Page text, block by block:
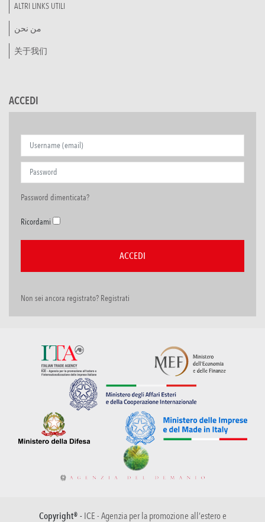
ALTRI LINKS UTILI
من نحن
关于我们
ACCEDI
Password dimenticata?
Ricordami
Non sei ancora registrato? Registrati
Copyright® - ICE - Agenzia per la promozione all’estero e